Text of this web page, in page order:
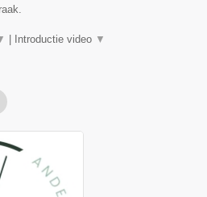
Introductie video ▼